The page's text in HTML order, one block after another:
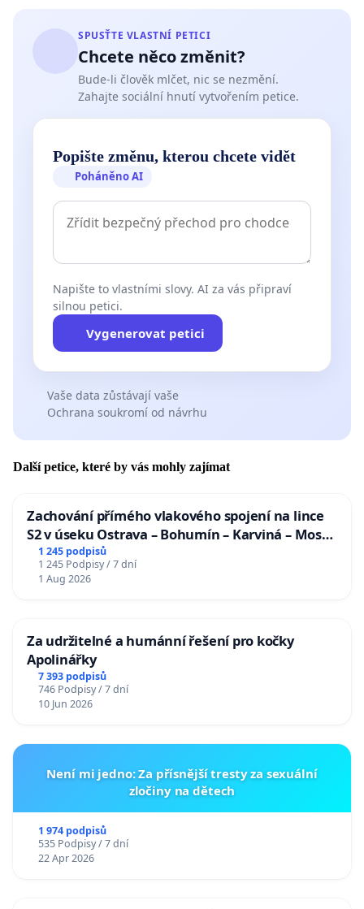
SPUSŤTE VLASTNÍ PETICI
Chcete něco změnit?
Bude-li člověk mlčet, nic se nezmění.
Zahajte sociální hnutí vytvořením petice.
Popište změnu, kterou chcete vidět
Poháněno AI
Napište to vlastními slovy. AI za vás připraví
silnou petici.
Vygenerovat petici
Vaše data zůstávají vaše
Ochrana soukromí od návrhu
Další petice, které by vás mohly zajímat
Zachování přímého vlakového spojení na lince
S2 v úseku Ostrava – Bohumín – Karviná – Mosty
u Jablunkova
1 245 podpisů
1 245 Podpisy / 7 dní
1 Aug 2026
Za udržitelné a humánní řešení pro kočky
Apolinářky
7 393 podpisů
746 Podpisy / 7 dní
10 Jun 2026
Není mi jedno: Za přísnější tresty za sexuální
zločiny na dětech
1 974 podpisů
535 Podpisy / 7 dní
22 Apr 2026